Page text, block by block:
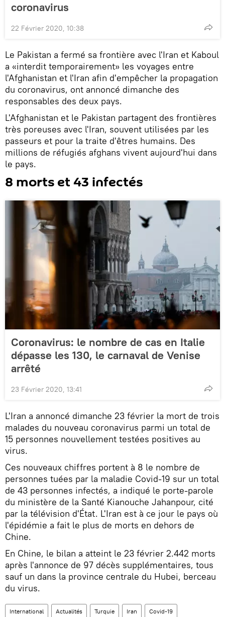
coronavirus
22 Février 2020, 10:38
Le Pakistan a fermé sa frontière avec l'Iran et Kaboul
a «interdit temporairement» les voyages entre
l'Afghanistan et l'Iran afin d'empêcher la propagation
du coronavirus, ont annoncé dimanche des
responsables des deux pays.
L'Afghanistan et le Pakistan partagent des frontières
très poreuses avec l'Iran, souvent utilisées par les
passeurs et pour la traite d'êtres humains. Des
millions de réfugiés afghans vivent aujourd'hui dans
le pays.
8 morts et 43 infectés
Coronavirus: le nombre de cas en Italie
dépasse les 130, le carnaval de Venise
arrêté
23 Février 2020, 13:41
L'Iran a annoncé dimanche 23 février la mort de trois
malades du nouveau coronavirus parmi un total de
15 personnes nouvellement testées positives au
virus.
Ces nouveaux chiffres portent à 8 le nombre de
personnes tuées par la maladie Covid-19 sur un total
de 43 personnes infectés, a indiqué le porte-parole
du ministère de la Santé Kianouche Jahanpour, cité
par la télévision d'État. L'Iran est à ce jour le pays où
l'épidémie a fait le plus de morts en dehors de
Chine.
En Chine, le bilan a atteint le 23 février 2.442 morts
après l'annonce de 97 décès supplémentaires, tous
sauf un dans la province centrale du Hubei, berceau
du virus.
International Actualités Turquie Iran Covid-19